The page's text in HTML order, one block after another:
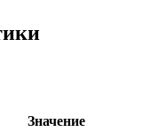
Значение